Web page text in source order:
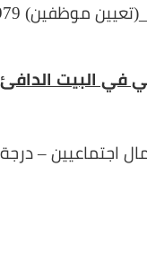
في البيت
اجتماعيين –